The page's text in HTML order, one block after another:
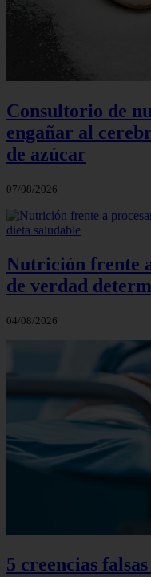
Consultorio de
engañar al
de azúcar
07/08/2026
Nutrición frente
de verdad
04/08/2026
5 creencias